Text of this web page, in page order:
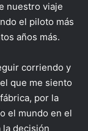
nuestro viaje
el piloto más
años más.
corriendo y
que me siento
por la
el mundo en el
decisión